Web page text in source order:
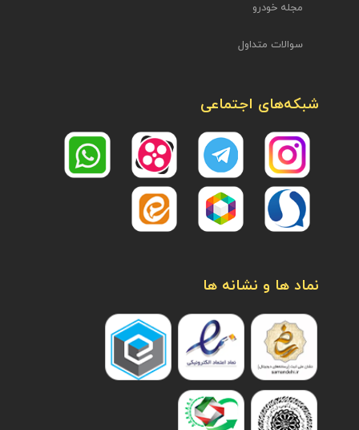
مجله خودرو
سوالات متداول
شبکه‌های اجتماعی
نماد ها و نشانه ها